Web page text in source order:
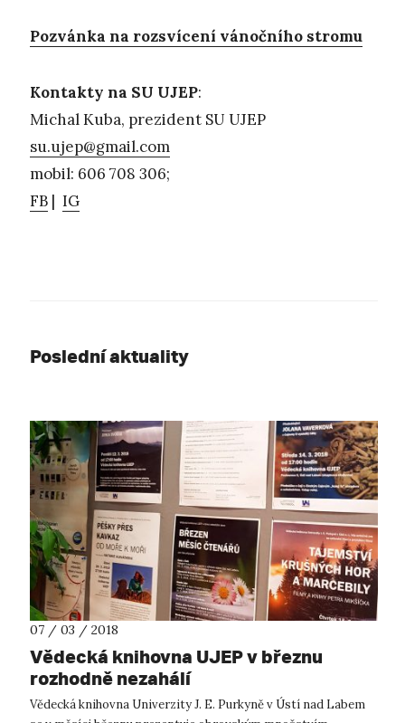
Pozvánka na rozsvícení vánočního stromu
Kontakty na SU UJEP:
Michal Kuba, prezident SU UJEP
su.ujep@gmail.com
mobil: 606 708 306;
FB | IG
Poslední aktuality
07 / 03 / 2018
Vědecká knihovna UJEP v březnu
rozhodně nezahálí
Vědecká knihovna Univerzity J. E. Purkyně v Ústí nad Labem